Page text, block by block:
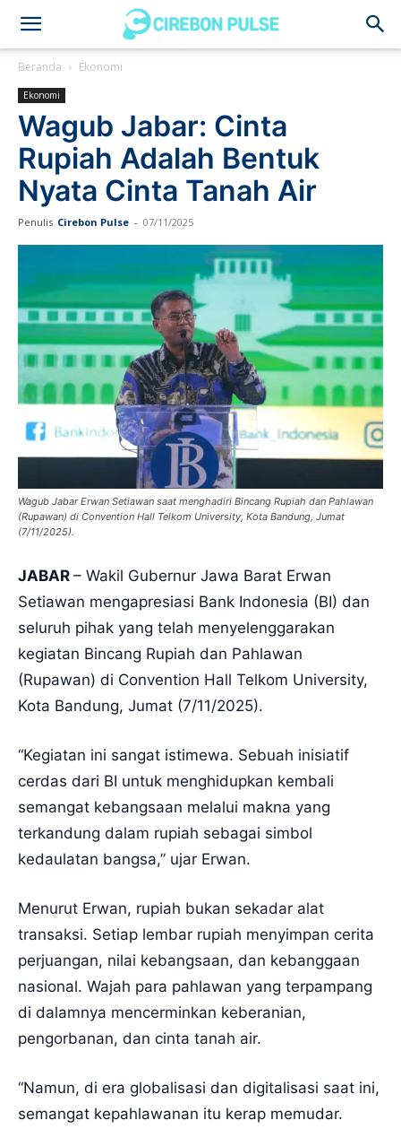
Cirebon
Pulse
Beranda Ekonomi
Ekonomi
Wagub Jabar: Cinta
Rupiah Adalah Bentuk
Nyata Cinta Tanah Air
Penulis Cirebon Pulse - 07/11/2025
Wagub Jabar Erwan Setiawan saat menghadiri Bincang Rupiah dan Pahlawan
(Rupawan) di Convention Hall Telkom University, Kota Bandung, Jumat
(7/11/2025).
JABAR – Wakil Gubernur Jawa Barat Erwan
Setiawan mengapresiasi Bank Indonesia (BI) dan
seluruh pihak yang telah menyelenggarakan
kegiatan Bincang Rupiah dan Pahlawan
(Rupawan) di Convention Hall Telkom University,
Kota Bandung, Jumat (7/11/2025).
“Kegiatan ini sangat istimewa. Sebuah inisiatif
cerdas dari BI untuk menghidupkan kembali
semangat kebangsaan melalui makna yang
terkandung dalam rupiah sebagai simbol
kedaulatan bangsa,” ujar Erwan.
Menurut Erwan, rupiah bukan sekadar alat
transaksi. Setiap lembar rupiah menyimpan cerita
perjuangan, nilai kebangsaan, dan kebanggaan
nasional. Wajah para pahlawan yang terpampang
di dalamnya mencerminkan keberanian,
pengorbanan, dan cinta tanah air.
“Namun, di era globalisasi dan digitalisasi saat ini,
semangat kepahlawanan itu kerap memudar.